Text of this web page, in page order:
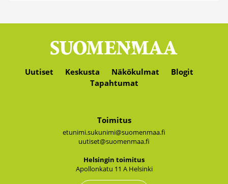
Uutiset Keskusta Näkökulmat
Blogit
Tapahtumat
Toimitus
etunimi.sukunimi@suomenmaa.fi
uutiset@suomenmaa.fi
Hel­sin­gin toi­mi­tus
Apol­lon­ka­tu 11 A Hel­sin­ki